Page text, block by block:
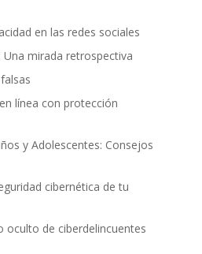
en las redes sociales
mirada retrospectiva
línea con protección
y Adolescentes: Consejos
cibernética de tu
oculto de ciberdelincuentes